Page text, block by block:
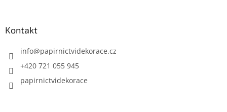
Kontakt
info@papirnictvidekorace.cz
+420 721 055 945
papirnictvidekorace